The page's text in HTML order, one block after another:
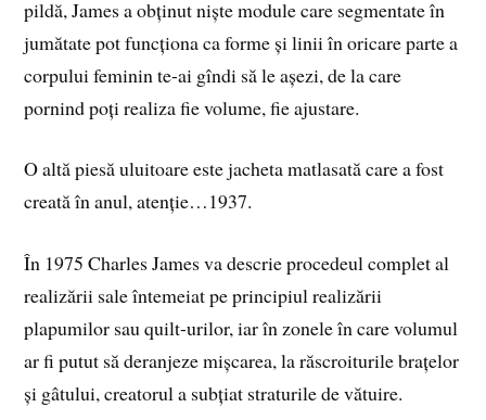
pildă, James a obținut niște module care segmentate în
jumătate pot funcționa ca forme și linii în oricare parte a
corpului feminin te-ai gîndi să le așezi, de la care
pornind poți realiza fie volume, fie ajustare.
O altă piesă uluitoare este jacheta matlasată care a fost
creată în anul, atenție…1937.
În 1975 Charles James va descrie procedeul complet al
realizării sale întemeiat pe principiul realizării
plapumilor sau quilt-urilor, iar în zonele în care volumul
ar fi putut să deranjeze mișcarea, la răscroiturile brațelor
și gâtului, creatorul a subțiat straturile de vătuire.